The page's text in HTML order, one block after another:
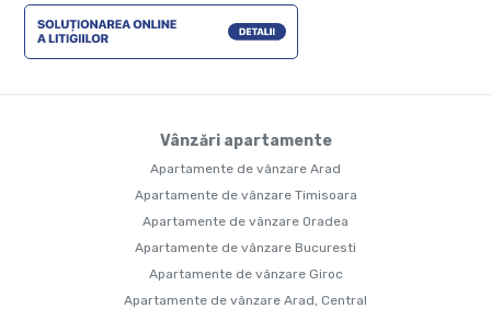
Vânzări apartamente
Apartamente de vânzare Arad
Apartamente de vânzare Timisoara
Apartamente de vânzare Oradea
Apartamente de vânzare Bucuresti
Apartamente de vânzare Giroc
Apartamente de vânzare Arad, Central